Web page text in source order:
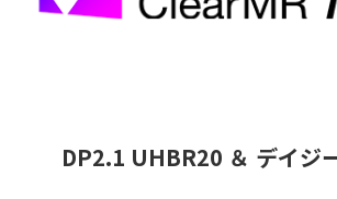
DP2.1 UHBR20 ＆ デイジ